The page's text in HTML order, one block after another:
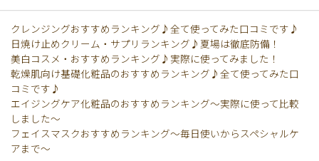
クレンジングおすすめランキング♪全て使ってみた口コミです♪
日焼け止めクリーム・サプリランキング♪夏場は徹底防備！
美白コスメ・おすすめランキング♪実際に使ってみました！
乾燥肌向け基礎化粧品のおすすめランキング♪全て使ってみた口
コミです♪
エイジングケア化粧品のおすすめランキング〜実際に使って比較
しました〜
フェイスマスクおすすめランキング〜毎日使いからスペシャルケ
アまで〜